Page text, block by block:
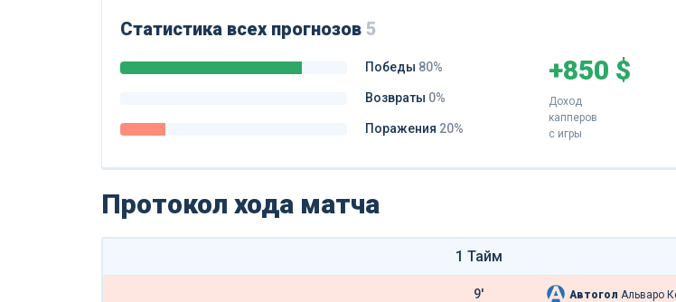
Статистика всех прогнозов 5
Победы 80%
Возвраты 0%
Поражения 20%
+850 $
Доход
капперов
с игры
Протокол хода матча
1 Тайм
9' Автогол Альваро